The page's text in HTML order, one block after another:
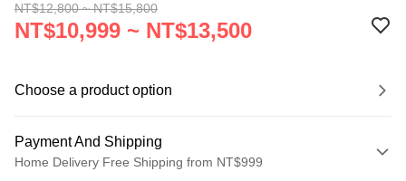
NT$12,800 ~ NT$15,800
NT$10,999 ~ NT$13,500
Choose a product option
Payment And Shipping
Home Delivery Free Shipping from NT$999